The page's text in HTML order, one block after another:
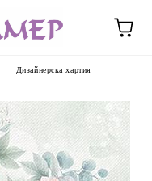
Дизайнерска хартия